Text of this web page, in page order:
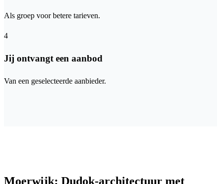
Als groep voor betere tarieven.
4
Jij ontvangt een aanbod
Van een geselecteerde aanbieder.
Moerwijk: Dudok-architectuur met